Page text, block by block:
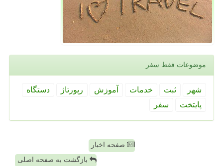
موضوعات فقط سفر
شهر ثبت خدمات آموزش رپورتاژ
دستگاه
پایتخت
سفر
صفحه اخبار
بازگشت به صفحه اصلی